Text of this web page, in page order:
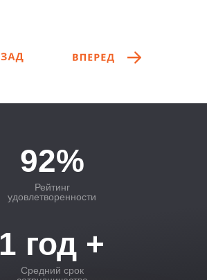
Средний срок
1 год +
Рейтинг
удовлетворенности
92%